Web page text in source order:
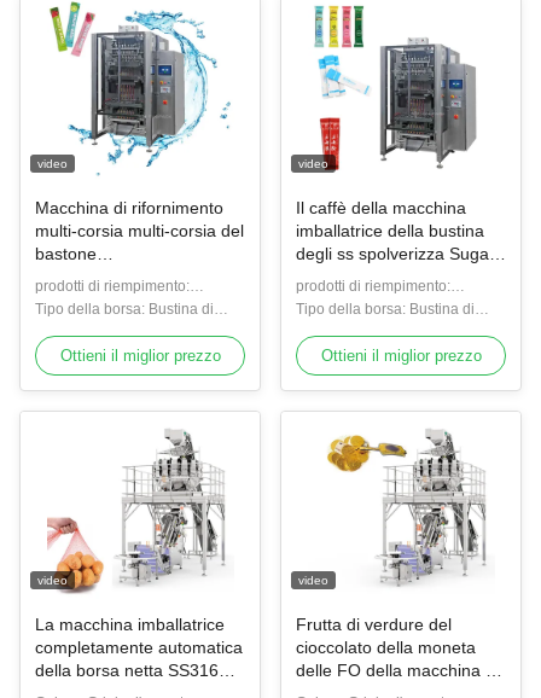
video
Macchina di rifornimento
multi-corsia multi-corsia del
bastone
dell'impacchettatrice liquida
automatica del colluttorio
prodotti di riempimento:
Liquido/Solido/Granulo
Tipo della borsa: Bustina di
bastoncini
Ottieni il miglior prezzo
video
Il caffè della macchina
imballatrice della bustina
degli ss spolverizza Sugar
Honey 2/6/8/16 di
macchina imballatrice
posteriore multi-corsia
della guarnizione
prodotti di riempimento:
Liquido/Solido/Granulo
Tipo della borsa: Bustina di
bastoncini
Ottieni il miglior prezzo
video
La macchina imballatrice
completamente automatica
della borsa netta SS316
per le verdure
video
Frutta di verdure del
cioccolato della moneta
delle FO della macchina di
Mesh Bag Packing And